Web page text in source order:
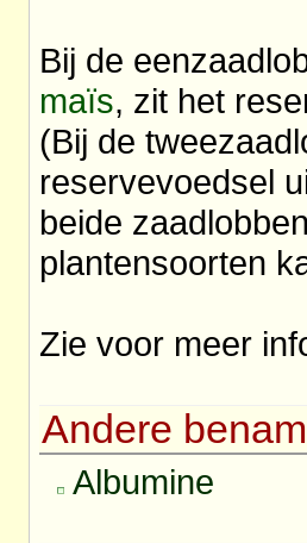
Bij de
maïs, zit het
(Bij de
reservevoedsel
beide
plantensoorten
Zie voor meer
Andere
Albumine